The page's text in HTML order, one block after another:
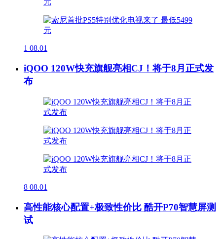
1 08.01
iQOO 120W快充旗舰亮相CJ！将于8月正式发
布
8 08.01
高性能核心配置+极致性价比 酷开P70智慧屏测
试